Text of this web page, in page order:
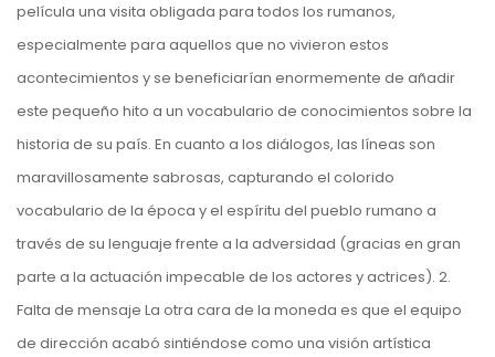
película una visita obligada para todos los rumanos,
especialmente para aquellos que no vivieron estos
acontecimientos y se beneficiarían enormemente de añadir
este pequeño hito a un vocabulario de conocimientos sobre la
historia de su país. En cuanto a los diálogos, las líneas son
maravillosamente sabrosas, capturando el colorido
vocabulario de la época y el espíritu del pueblo rumano a
través de su lenguaje frente a la adversidad (gracias en gran
parte a la actuación impecable de los actores y actrices). 2.
Falta de mensaje La otra cara de la moneda es que el equipo
de dirección acabó sintiéndose como una visión artística